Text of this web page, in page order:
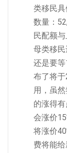
类移民
数量：
民配额
母类移
还是要
布了将
用，虽
的涨得
会涨价
将涨价
费将能